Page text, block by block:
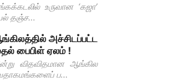
உருவான ‘கஜா’
தஞ்ச...
அச்சிடப்பட்ட
பைபிள் ஏலம் !
விதவிதமான ஆங்கில
ப...